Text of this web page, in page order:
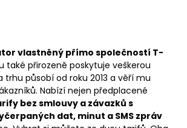
vlastněný přímo společností T-
také přirozeně poskytuje veškerou
trhu působí od roku 2013 a věří mu
Nabízí nejen předplacené
bez smlouvy a závazků s
dat, minut a SMS zpráv